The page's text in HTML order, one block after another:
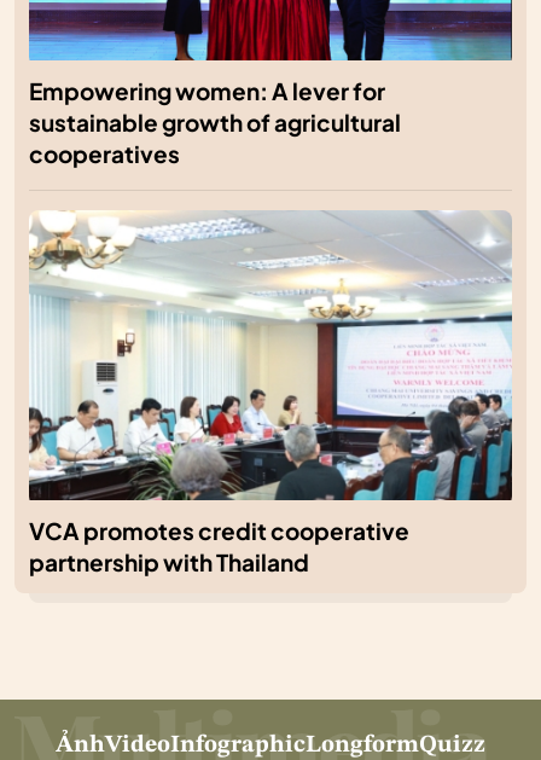
Empowering women: A lever for
sustainable growth of agricultural
cooperatives
VCA promotes credit cooperative
partnership with Thailand
ẢnhVideoInfographicLongformQuizz